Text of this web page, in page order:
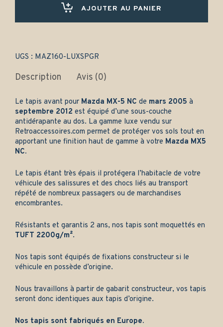
luxe
AJOUTER AU PANIER
UGS : MAZ160-LUXSPGR
Description Avis (0)
Le tapis avant pour Mazda MX-5 NC de mars 2005 à
septembre 2012 est équipé d’une sous-couche
antidérapante au dos. La gamme luxe vendu sur
Retroaccessoires.com permet de protéger vos sols tout en
apportant une finition haut de gamme à votre Mazda MX5
NC.
Le tapis étant très épais il protégera l’habitacle de votre
véhicule des salissures et des chocs liés au transport
répété de nombreux passagers ou de marchandises
encombrantes.
Résistants et garantis 2 ans, nos tapis sont moquettés en
TUFT 2200g/m².
Nos tapis sont équipés de fixations constructeur si le
véhicule en possède d’origine.
Nous travaillons à partir de gabarit constructeur, vos tapis
seront donc identiques aux tapis d’origine.
Nos tapis sont fabriqués en Europe.